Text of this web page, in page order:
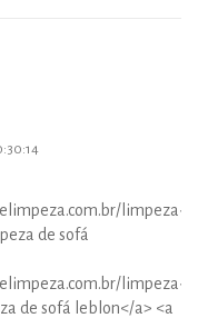
limpeza-
de sofá
limpeza-
de sofá leblon</a> <a